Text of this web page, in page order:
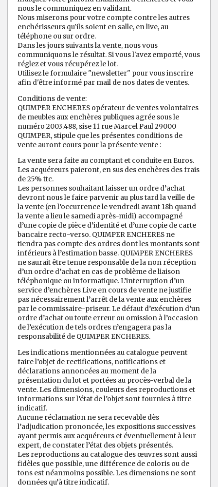
nous le communiquez en validant.
Nous miserons pour votre compte contre les autres
enchérisseurs qu'ils soient en salle, en live, au
téléphone ou sur ordre.
Dans les jours suivants la vente, nous vous
communiquons le résultat. Si vous l'avez emporté, vous
réglez et vous récupérez le lot.
Utilisez le formulaire "newsletter" pour vous inscrire
afin d'être informé par mail de nos dates de ventes.
Conditions de vente:
QUIMPER ENCHERES opérateur de ventes volontaires
de meubles aux enchères publiques agrée sous le
numéro 2003.488, sise 11 rue Marcel Paul 29000
QUIMPER, stipule que les présentes conditions de
vente auront cours pour la présente vente :
La vente sera faite au comptant et conduite en Euros.
Les acquéreurs paieront, en sus des enchères des frais
de 25% ttc.
Les personnes souhaitant laisser un ordre d’achat
devront nous le faire parvenir au plus tard la veille de
la vente (en l’occurrence le vendredi avant 18h quand
la vente a lieu le samedi après-midi) accompagné
d’une copie de pièce d’identité et d’une copie de carte
bancaire recto-verso. QUIMPER ENCHERES ne
tiendra pas compte des ordres dont les montants sont
inférieurs à l’estimation basse. QUIMPER ENCHERES
ne saurait être tenue responsable de la non réception
d’un ordre d’achat en cas de problème de liaison
téléphonique ou informatique. L’interruption d’un
service d’enchères Live en cours de vente ne justifie
pas nécessairement l’arrêt de la vente aux enchères
par le commissaire-priseur. Le défaut d’exécution d’un
ordre d’achat ou toute erreur ou omission à l’occasion
de l’exécution de tels ordres n’engagera pas la
responsabilité de QUIMPER ENCHERES.
Les indications mentionnées au catalogue peuvent
faire l’objet de rectifications, notifications et
déclarations annoncées au moment de la
présentation du lot et portées au procès-verbal de la
vente. Les dimensions, couleurs des reproductions et
informations sur l’état de l’objet sont fournies à titre
indicatif.
Aucune réclamation ne sera recevable dès
l’adjudication prononcée, les expositions successives
ayant permis aux acquéreurs et éventuellement à leur
expert, de constater l’état des objets présentés.
Les reproductions au catalogue des œuvres sont aussi
fidèles que possible, une différence de coloris ou de
tons est néanmoins possible. Les dimensions ne sont
données qu’à titre indicatif.